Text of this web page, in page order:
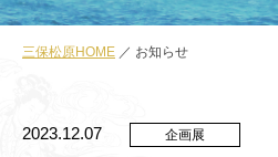
三保松原HOME お知らせ
2023.12.07 企画展